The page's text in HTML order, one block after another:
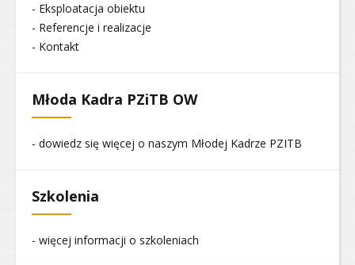
- Eksploatacja obiektu
- Referencje i realizacje
- Kontakt
Młoda Kadra PZiTB OW
- dowiedz się więcej o naszym Młodej Kadrze PZITB
Szkolenia
- więcej informacji o szkoleniach